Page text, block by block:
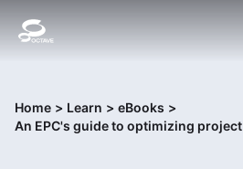
Home > Learn > eBooks >